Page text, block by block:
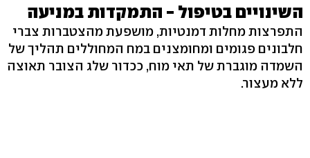
השינויים בטיפול - התמקדות במניעה
התפרצות מחלות דמנטיות, מושפעת מהצטברות צברי
חלבונים פגומים ומחומצנים במח המחוללים תהליך של
השמדה מוגברת של תאי מוח, ככדור שלג הצובר תאוצה
ללא מעצור.